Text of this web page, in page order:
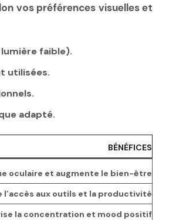
vos préférences visuelles et
faible).
utilisées.
adapté.
BÉNÉFICES
oculaire et augmente le bien-être
l’accès aux outils et la productivité
la concentration et mood positif